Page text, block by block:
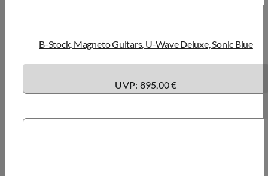
B-Stock, Magneto Guitars, U-Wave Deluxe, Sonic Blue
UVP: 895,00 €